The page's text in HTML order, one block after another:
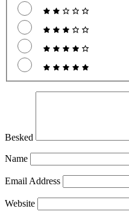
Besked
Name
Email Address
Website